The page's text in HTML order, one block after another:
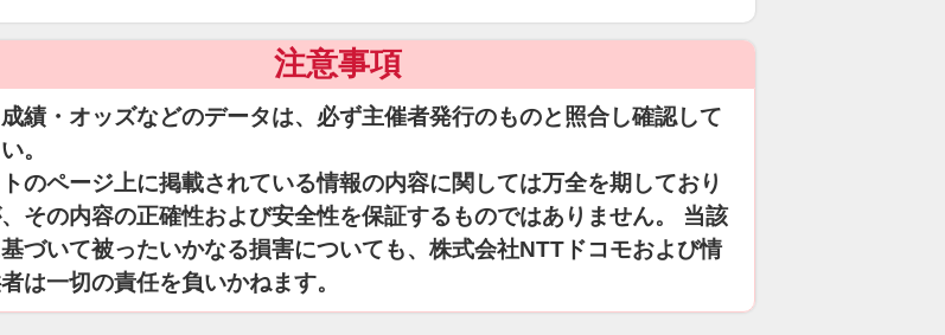
注意事項
績・オッズなどのデータは、必ず主催者発行のものと照合し確認して
。
のページ上に掲載されている情報の内容に関しては万全を期しており
、その内容の正確性および安全性を保証するものではありません。 当該
づいて被ったいかなる損害についても、株式会社NTTドコモおよび情
は一切の責任を負いかねます。